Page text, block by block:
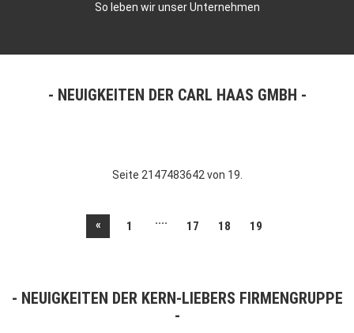
So leben wir unser Unternehmen
NEUIGKEITEN DER CARL HAAS GMBH
Seite 2147483642 von 19.
« 1 .... 17 18 19
NEUIGKEITEN DER KERN-LIEBERS FIRMENGRUPPE